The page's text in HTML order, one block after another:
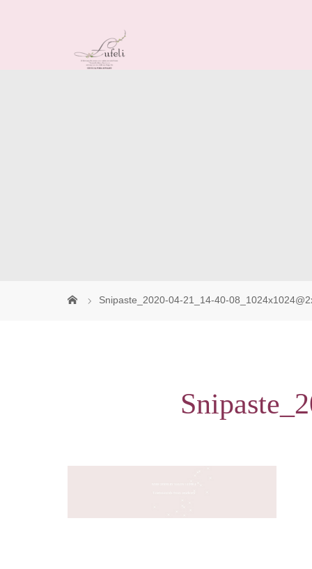
Snipaste_2020-04-21_14-40-